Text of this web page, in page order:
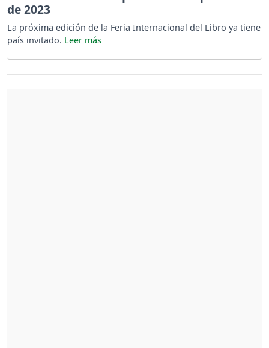
de 2023
La próxima edición de la Feria Internacional del Libro ya tiene
país invitado.